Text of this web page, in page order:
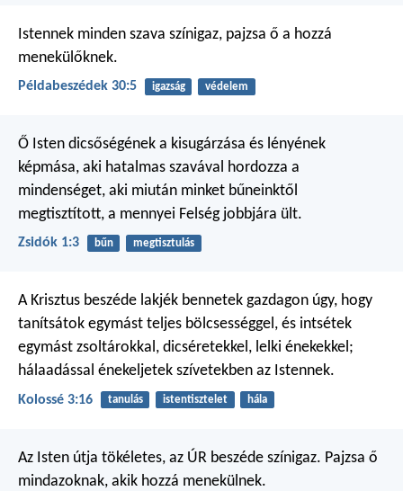
Istennek minden szava színigaz, pajzsa ő a hozzá
menekülőknek.
Példabeszédek 30:5 igazság védelem
Ő Isten dicsőségének a kisugárzása és lényének
képmása, aki hatalmas szavával hordozza a
mindenséget, aki miután minket bűneinktől
megtisztított, a mennyei Felség jobbjára ült.
Zsidók 1:3 bűn megtisztulás
A Krisztus beszéde lakjék bennetek gazdagon úgy, hogy
tanítsátok egymást teljes bölcsességgel, és intsétek
egymást zsoltárokkal, dicséretekkel, lelki énekekkel;
hálaadással énekeljetek szívetekben az Istennek.
Kolossé 3:16 tanulás istentisztelet hála
Az Isten útja tökéletes, az ÚR beszéde színigaz. Pajzsa ő
mindazoknak, akik hozzá menekülnek.